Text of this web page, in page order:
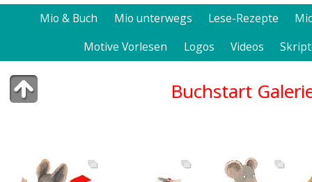
Mio & Buch Mio unterwegs Lese-Rezepte
Motive Vorlesen
Logos Videos
Buchstart